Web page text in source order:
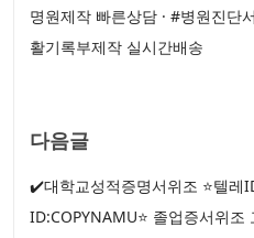
명원제작 빠른상담 · #병원진단
활기록부제작 실시간배송
다음글
✔️대학교성적증명서위조 ⭐텔레
ID:COPYNAMU⭐ 졸업증서위